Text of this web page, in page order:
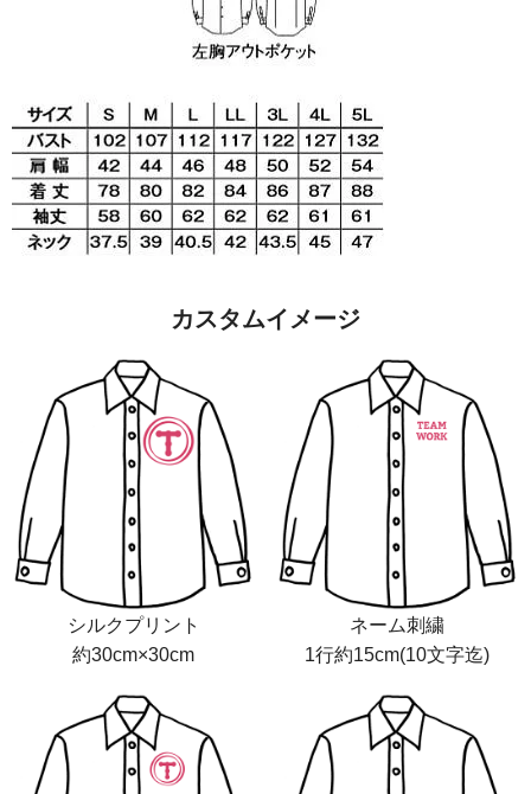
カスタムイメージ
シルクプリント
約30cm×30cm
ネーム刺繍
1行約15cm(10文字迄)